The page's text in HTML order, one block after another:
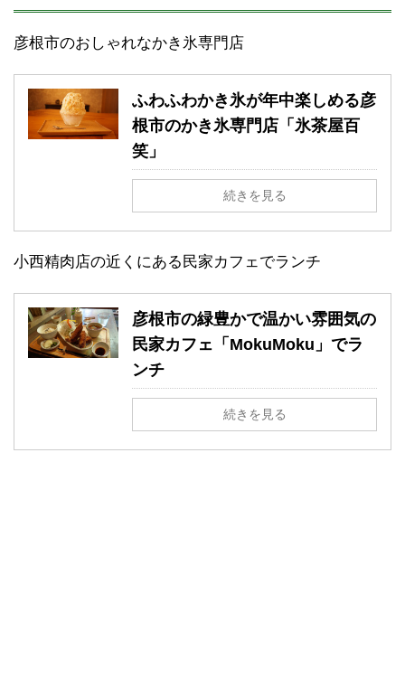
彦根市のおしゃれなかき氷専門店
ふわふわかき氷が年中楽しめる彦
根市のかき氷専門店「氷茶屋百
笑」
続きを見る
小西精肉店の近くにある民家カフェでランチ
彦根市の緑豊かで温かい雰囲気の
民家カフェ「MokuMoku」でラ
ンチ
続きを見る